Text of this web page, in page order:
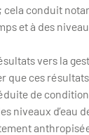
cela conduit
et à des
vers la
que ces
de
niveaux d’eau